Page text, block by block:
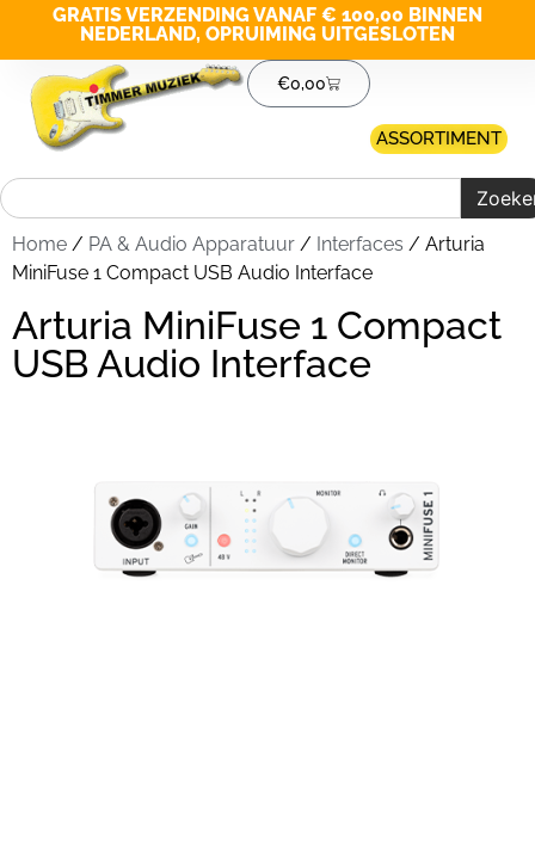
GRATIS VERZENDING VANAF € 100,00 BINNEN
NEDERLAND, OPRUIMING UITGESLOTEN
€0,00
ASSORTIMENT
Home / PA & Audio Apparatuur / Interfaces / Arturia
MiniFuse 1 Compact USB Audio Interface
Arturia MiniFuse 1 Compact
USB Audio Interface